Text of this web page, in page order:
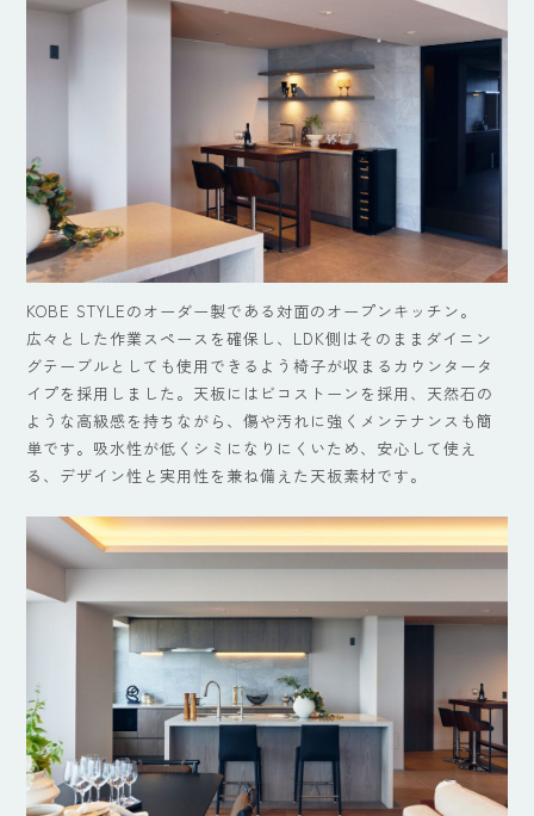
KOBE STYLEのオーダー製である対面のオープンキッチン。
広々とした作業スペースを確保し、LDK側はそのままダイニン
グテーブルとしても使用できるよう椅子が収まるカウンタータ
イプを採用しました。天板にはビコストーンを採用、天然石の
ような高級感を持ちながら、傷や汚れに強くメンテナンスも簡
単です。吸水性が低くシミになりにくいため、安心して使え
る、デザイン性と実用性を兼ね備えた天板素材です。